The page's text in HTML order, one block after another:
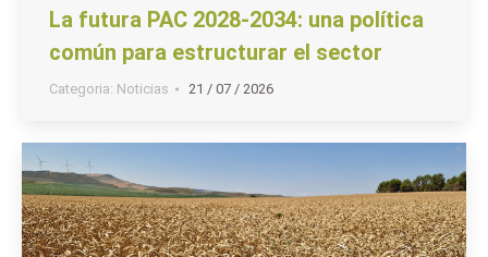
La futura PAC 2028-2034: una política
común para estructurar el sector
Categoria: Noticias 21 / 07 / 2026